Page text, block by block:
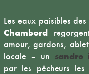
Les eaux paisibles
Chambord
amour, gardons,
locale – un sandre
par les pêcheurs les